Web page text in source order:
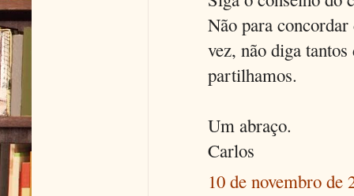
Não para
vez, não diga
partilhamos.
Um abraço.
Carlos
10 de novembro de